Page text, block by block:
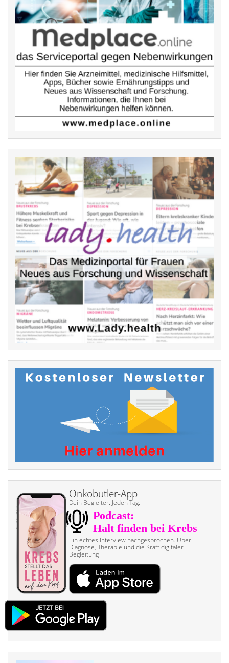
Onkobutler-App
Dein Begleiter. Jeden Tag.
Ein echtes Interview nach­gesprochen. Über
Diagnose, Therapie und die Kraft digitaler
Begleitung